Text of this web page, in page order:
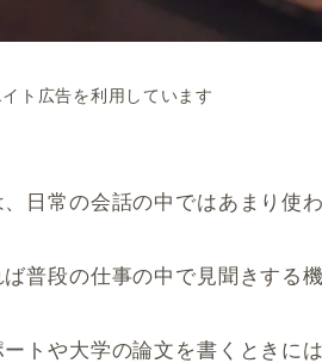
ト広告を利用しています
、日常の会話の中ではあまり使
普段の仕事の中で見聞きする
トや大学の論文を書くときに